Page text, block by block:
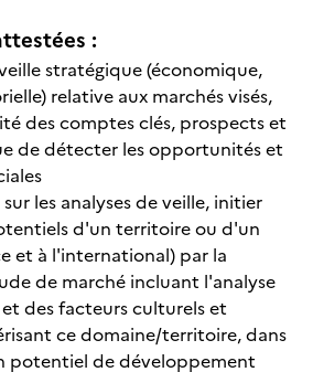
:
stratégique (économique,
relative aux marchés visés,
des comptes clés, prospects et
de détecter les opportunités et
les analyses de veille, initier
d'un territoire ou d'un
et à l'international) par la
de marché incluant l'analyse
des facteurs culturels et
ce domaine/territoire, dans
potentiel de développement